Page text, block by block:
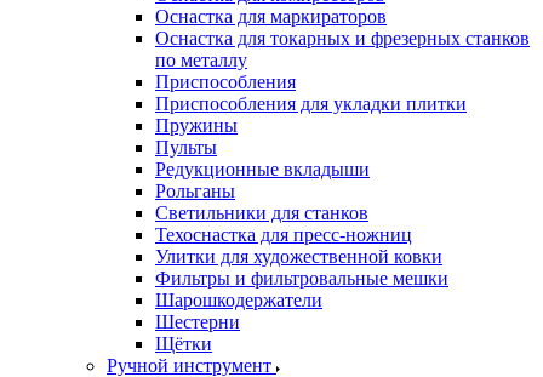
Оснастка для маркираторов
Оснастка для токарных и фрезерных станков
по металлу
Приспособления
Приспособления для укладки плитки
Пружины
Пульты
Редукционные вкладыши
Рольганы
Светильники для станков
Техоснастка для пресс-ножниц
Улитки для художественной ковки
Фильтры и фильтровальные мешки
Шарошкодержатели
Шестерни
Щётки
Ручной инструмент